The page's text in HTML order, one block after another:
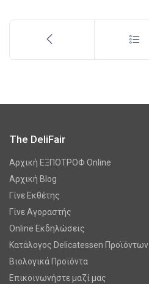
The DeliFair
Αρχική ΕΞΠΟΤΡΟΦ Online
Αρχική Blog
Γίνε Εκθέτης
Γίνε Αγοραστής
Online Εκδηλώσεις
Κατάλογος Delicatessen Προϊόντων
Βιολογικά Προϊόντα
Επικοινωνήστε μαζί μας